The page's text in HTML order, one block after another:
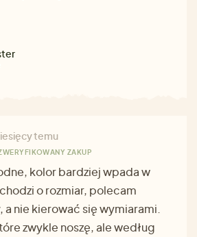
temu
ZAKUP
kolor bardziej wpada w
o rozmiar, polecam
nie kierować się wymiarami.
zwykle noszę, ale według